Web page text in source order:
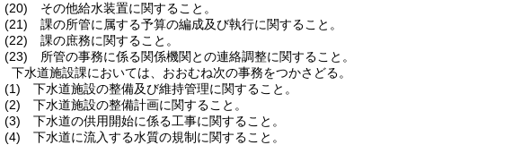
(20)
その他給水装置に関すること。
(21)
課の所管に属する予算の編成及び執行に関すること。
(22)
課の庶務に関すること。
(23)
所管の事務に係る関係機関との連絡調整に関すること。
下水道施設課においては、おおむね次の事務をつかさどる。
(1)
下水道施設の整備及び維持管理に関すること。
(2)
下水道施設の整備計画に関すること。
(3)
下水道の供用開始に係る工事に関すること。
(4)
下水道に流入する水質の規制に関すること。